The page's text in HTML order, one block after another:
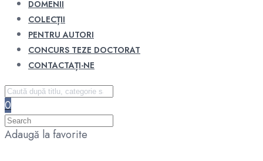
DOMENII
COLECȚII
PENTRU AUTORI
CONCURS TEZE DOCTORAT
CONTACTAȚI-NE
0
Adaugă la favorite